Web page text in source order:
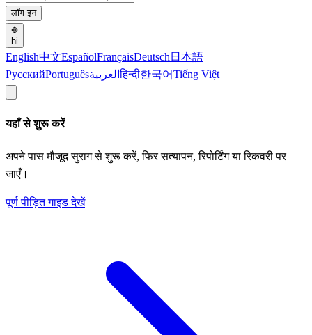
लॉग इन
hi
English中文EspañolFrançaisDeutsch 日本語
РусскийPortuguêsالعربيةहिन्दी한국어Tiếng Việt
यहाँ से शुरू करें
अपने पास मौजूद सुराग से शुरू करें, फिर सत्यापन, रिपोर्टिंग या रिकवरी पर
जाएँ।
पूर्ण पीड़ित गाइड देखें